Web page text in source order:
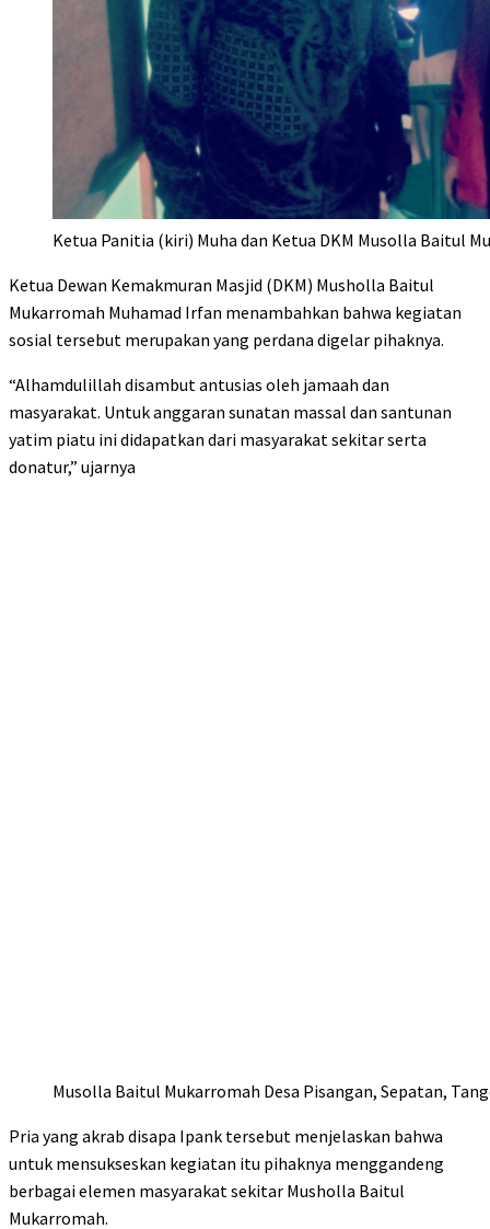
Ketua Panitia (kiri) Muha dan Ketua DKM Musolla Baitul
Ketua Dewan Kemakmuran Masjid (DKM) Musholla Baitul
Mukarromah Muhamad Irfan menambahkan bahwa kegiatan
sosial tersebut merupakan yang perdana digelar pihaknya.
“Alhamdulillah disambut antusias oleh jamaah dan
masyarakat. Untuk anggaran sunatan massal dan santunan
yatim piatu ini didapatkan dari masyarakat sekitar serta
donatur,” ujarnya
Musolla Baitul Mukarromah Desa Pisangan, Sepatan,
Pria yang akrab disapa Ipank tersebut menjelaskan bahwa
untuk mensukseskan kegiatan itu pihaknya menggandeng
berbagai elemen masyarakat sekitar Musholla Baitul
Mukarromah.